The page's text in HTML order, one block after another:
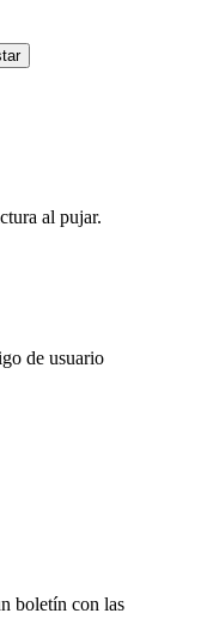
al pujar.
de usuario
boletín con las